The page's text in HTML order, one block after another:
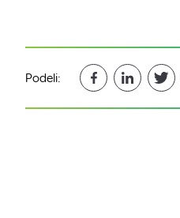
Podeli: